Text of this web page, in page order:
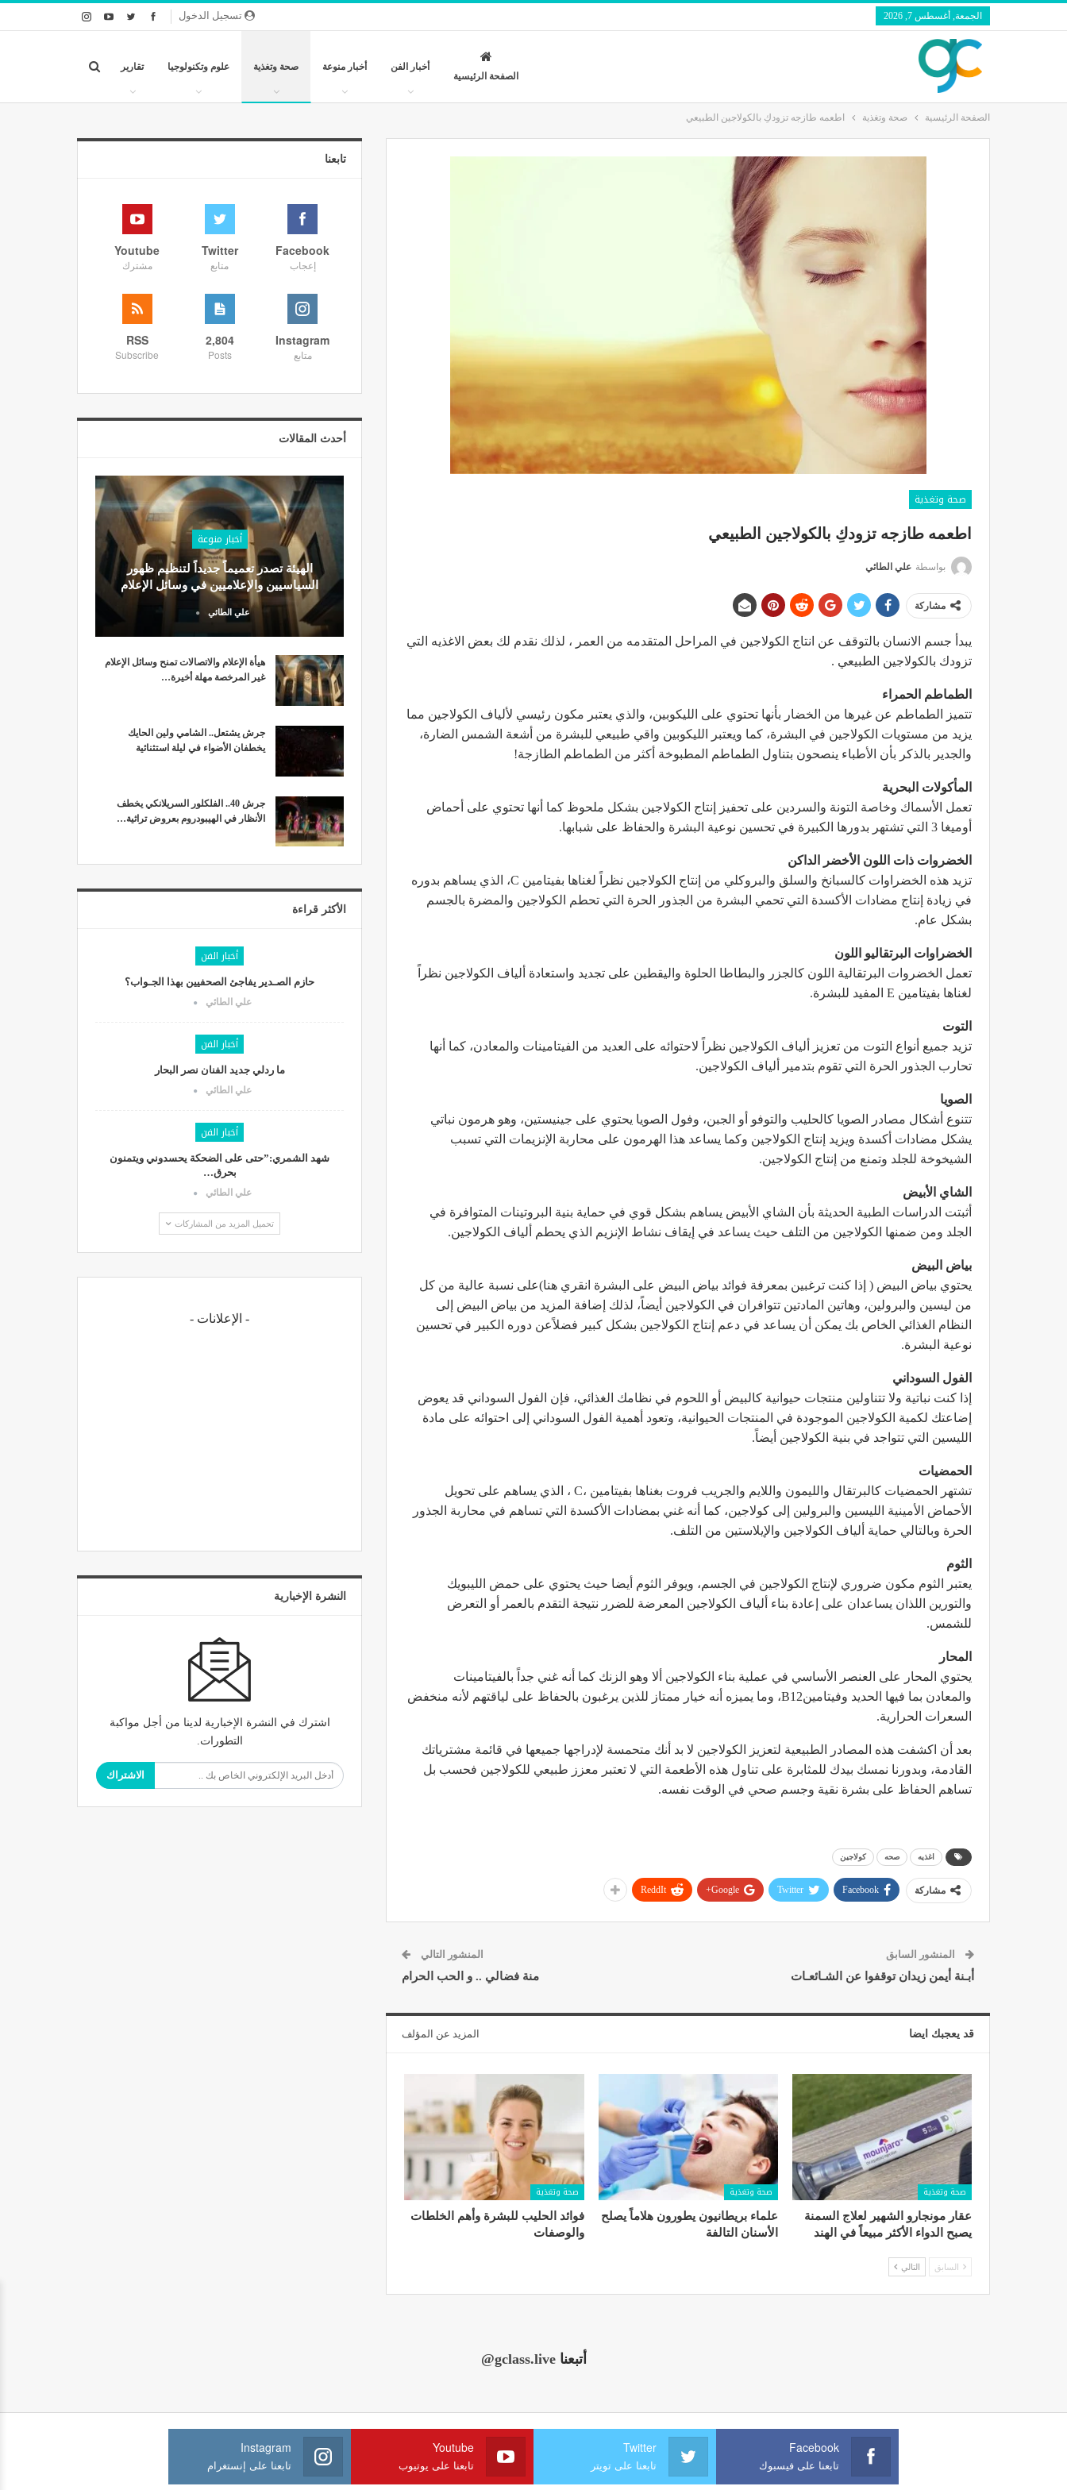
تسجيل الدخول الجمعة, أغسطس 7, 2026
الصفحة الرئيسية
أخبار الفن أخبار منوعة صحة وتغذية علوم وتكنولوجيا تقارير
الصفحة الرئيسية صحة وتغذية اطعمه طازجه تزودكِ بالكولاجين الطبيعي
صحة وتغذية
اطعمه طازجه تزودكِ بالكولاجين الطبيعي
بواسطة علي الطائي
مشاركة
يبدأ جسم الانسان بالتوقف عن انتاج الكولاجين في المراحل المتقدمه من العمر ، لذلك نقدم لك بعض الاغذيه التي
تزودك بالكولاجين الطبيعي .
الطماطم الحمراء
تتميز الطماطم عن غيرها من الخضار بأنها تحتوي على الليكوبين، والذي يعتبر مكون رئيسي لألياف الكولاجين مما
يزيد من مستويات الكولاجين في البشرة، كما ويعتبر الليكوبين واقي طبيعي للبشرة من أشعة الشمس الضارة،
والجدير بالذكر بأن الأطباء ينصحون بتناول الطماطم المطبوخة أكثر من الطماطم الطازجة!
المأكولات البحرية
تعمل الأسماك وخاصة التونة والسردين على تحفيز إنتاج الكولاجين بشكل ملحوظ كما أنها تحتوي على أحماض
أوميغا 3 التي تشتهر بدورها الكبيرة في تحسين نوعية البشرة والحفاظ على شبابها.
الخضروات ذات اللون الأخضر الداكن
تزيد هذه الخضراوات كالسبانخ والسلق والبروكلي من إنتاج الكولاجين نظراً لغناها بفيتامين C، الذي يساهم بدوره
في زيادة إنتاج مضادات الأكسدة التي تحمي البشرة من الجذور الحرة التي تحطم الكولاجين والمضرة بالجسم
بشكل عام.
الخضراوات البرتقاليو اللون
تعمل الخضروات البرتقالية اللون كالجزر والبطاطا الحلوة واليقطين على تجديد واستعادة ألياف الكولاجين نظراً
لغناها بفيتامين E المفيد للبشرة.
التوت
تزيد جميع أنواع التوت من تعزيز ألياف الكولاجين نظراً لاحتوائه على العديد من الفيتامينات والمعادن، كما أنها
تحارب الجذور الحرة التي تقوم بتدمير ألياف الكولاجين.
الصويا
تتنوع أشكال مصادر الصويا كالحليب والتوفو أو الجبن، وفول الصويا يحتوي على جينيستين، وهو هرمون نباتي
يشكل مضادات أكسدة ويزيد إنتاج الكولاجين وكما يساعد هذا الهرمون على محاربة الإنزيمات التي تسبب
الشيخوخة للجلد وتمنع من إنتاج الكولاجين.
الشاي الأبيض
أثبتت الدراسات الطبية الحديثة بأن الشاي الأبيض يساهم بشكل قوي في حماية بنية البروتينات المتوافرة في
الجلد ومن ضمنها الكولاجين من التلف حيث يساعد في إيقاف نشاط الإنزيم الذي يحطم ألياف الكولاجين.
بياض البيض
يحتوي بياض البيض ( إذا كنت ترغبين بمعرفة فوائد بياض البيض على البشرة انقري هنا)على نسبة عالية من كل
من ليسين والبرولين، وهاتين المادتين تتوافران في الكولاجين أيضاً، لذلك إضافة المزيد من بياض البيض إلى
النظام الغذائي الخاص بك يمكن أن يساعد في دعم إنتاج الكولاجين بشكل كبير فضلاًعن دوره الكبير في تحسين
نوعية البشرة.
الفول السوداني
إذا كنت نباتية ولا تتناولين منتجات حيوانية كالبيض أو اللحوم في نظامك الغذائي، فإن الفول السوداني قد يعوض
إضاعتك لكمية الكولاجين الموجودة في المنتجات الحيوانية، وتعود أهمية الفول السوداني إلى احتوائه على مادة
الليسين التي تتواجد في بنية الكولاجين أيضاً.
الحمضيات
تشتهر الحمضيات كالبرتقال والليمون واللايم والجريب فروت بغناها بفيتامين ،C ، الذي يساهم على تحويل
الأحماض الأمينية الليسين والبرولين إلى كولاجين، كما أنه غني بمضادات الأكسدة التي تساهم في محاربة الجذور
الحرة وبالتالي حماية ألياف الكولاجين والإيلاستين من التلف.
الثوم
يعتبر الثوم مكون ضروري لإنتاج الكولاجين في الجسم، ويوفر الثوم أيضا حيث يحتوي على حمض الليبويك
والتورين اللذان يساعدان على إعادة بناء ألياف الكولاجين المعرضة للضرر نتيجة التقدم بالعمر أو التعرض
للشمس.
المحار
يحتوي المحار على العنصر الأساسي في عملية بناء الكولاجين ألا وهو الزنك كما أنه غني جداً بالفيتامينات
والمعادن بما فيها الحديد وفيتامينB12، وما يميزه أنه خيار ممتاز للذين يرغبون بالحفاظ على لياقتهم لأنه منخفض
السعرات الحرارية.
بعد أن اكشفت هذه المصادر الطبيعية لتعزيز الكولاجين لا بد أنك متحمسة لإدراجها جميعها في قائمة مشترياتك
القادمة، وبدورنا نمسك بيدك للمثابرة على تناول هذه الأطعمة التي لا تعتبر معزز طبيعي للكولاجين فحسب بل
تساهم الحفاظ على بشرة نقية وجسم صحي في الوقت نفسه.
اغذيه صحه كولاجين
مشاركة Facebook
Twitter
Google+
ReddIt
المنشور السابق
أبـنة أيمن زيدان توقفوا عن الشـائعـات
المنشور التالي
منة فضالي .. و الحب الحرام
قد يعجبك ايضا المزيد عن المؤلف
صحة وتغذية
عقار مونجارو الشهير لعلاج السمنة
يصبح الدواء الأكثر مبيعاً في الهند
صحة وتغذية
علماء بريطانيون يطورون هلاماً يصلح
الأسنان التالفة
صحة وتغذية
فوائد الحليب للبشرة​ وأهم الخلطات
والوصفات
السابق التالي
تابعنا
Facebook
إعجاب
Twitter
متابع
Youtube
مشترك
Instagram
متابع
2,804
Posts
RSS
Subscribe
أحدث المقالات
أخبار منوعة
الهيئة تصدر تعميماً جديداً لتنظيم ظهور
السياسيين والإعلاميين في وسائل الإعلام
علي الطائي
هيأة الإعلام والاتصالات تمنح وسائل الإعلام
غير المرخصة مهلة أخيرة…
جرش يشتعل.. الشامي ولين الحايك
يخطفان الأضواء في ليلة استثنائية
جرش 40.. الفلكلور السريلانكي يخطف
الأنظار في الهيبودروم بعروض تراثية…
الأكثر قراءة
أخبار الفن
حازم الصـدير يفاجئ الصحفيين بهذا الجـواب؟
علي الطائي
أخبار الفن
ما ردلي جديد الفنان نصر البحار
علي الطائي
أخبار الفن
شهد الشمري:”حتى على الضحكة يحسدوني ويتمنون
بحرق…
علي الطائي
تحميل المزيد من المشاركات
- الإعلانات -
النشرة الإخبارية
اشترك في النشرة الإخبارية لدينا من أجل مواكبة
التطورات.
الاشتراك
أتبعنا@gclass.live
Facebook
تابعنا على فيسبوك
Twitter
تابعنا على تويتر
Youtube
تابعنا على يوتيوب
Instagram
تابعنا على إنستغرام